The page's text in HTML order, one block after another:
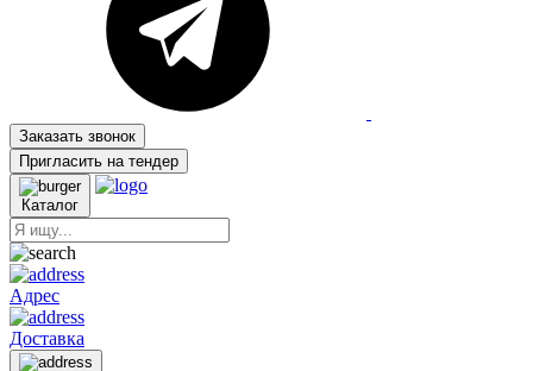
Заказать звонок
Пригласить на тендер
Каталог
Адрес
Доставка